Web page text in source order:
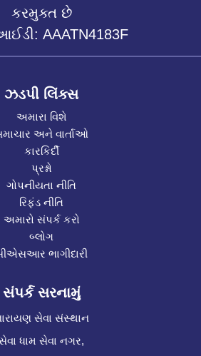
કરમુક્ત છે
AAATN4183F
ઝડપી લિંક્સ
અમારા વિશે
અને વાર્તાઓ
કારકિર્દી
પ્રશ્નો
ગોપનીયતા નીતિ
રિફંડ નીતિ
અમારો સંપર્ક કરો
બ્લોગ
ભાગીદારી
સંપર્ક સરનામું
સેવા સંસ્થાન
ધામ સેવા નગર,